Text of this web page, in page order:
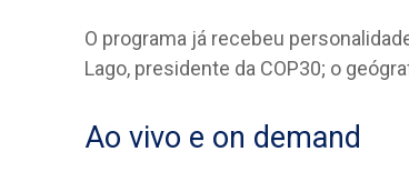
O programa já recebeu
Lago, presidente da COP30; o
Ao vivo e on demand